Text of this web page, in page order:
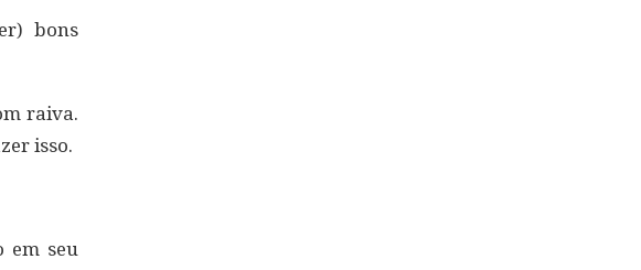
bons
raiva.
isso.
em seu